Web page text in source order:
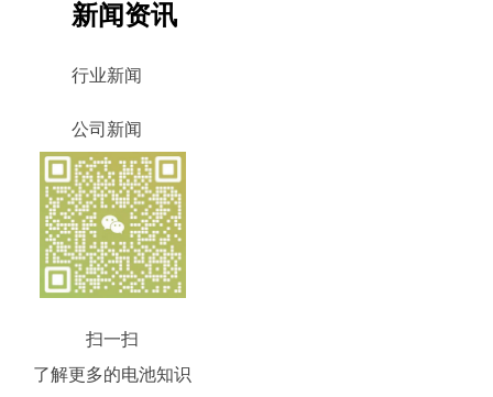
新闻资讯
行业新闻
公司新闻
扫一扫
了解更多的电池知识